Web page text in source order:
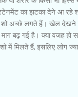
का झटका देने आ रहे
शो अच्छे लगते हैं। खेल देखने
बढ़ गई है। क्या वजह
में मिलते हैं, इसलिए लोग
किसी और की जिंदगी में